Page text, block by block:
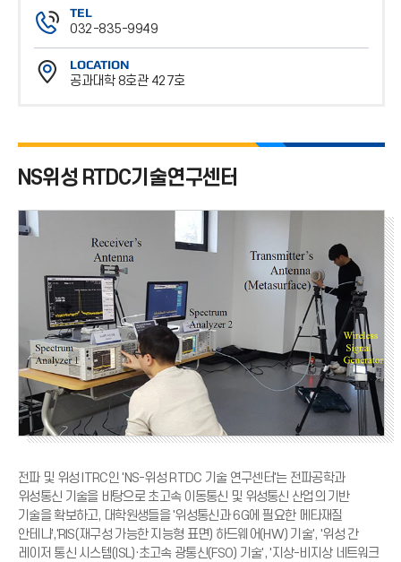
TEL
032-835-9949
전
화
번
LOCATION
공과대학 8호관 427호
NS위성 RTDC기술연구센터
전파 및 위성 ITRC인 'NS-위성 RTDC 기술 연구센터'는 전파공학과
위성통신 기술을 바탕으로 초고속 이동통신 및 위성통신 산업의 기반
기술을 확보하고, 대학원생들을 '위성통신과 6G에 필요한 메타재질
안테나','RIS(재구성 가능한 지능형 표면) 하드웨어(HW) 기술', '위성 간
레이저 통신 시스템(ISL)·초고속 광통신(FSO) 기술', '지상-비지상 네트워크